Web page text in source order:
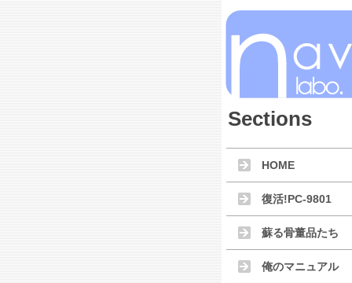
Sections
HOME
復活!PC-9801
蘇る骨董品たち
俺のマニュアル